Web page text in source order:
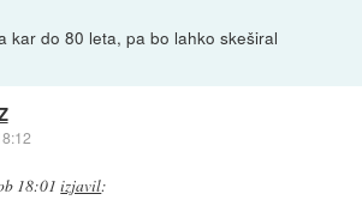
kar do 80 leta, pa bo lahko skeširal
18:01 izjavil: